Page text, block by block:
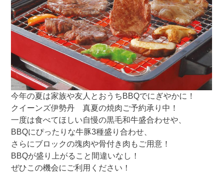
今年の夏は家族や友人とおうちBBQでにぎやかに！
クイーンズ伊勢丹 真夏の焼肉ご予約承り中！
一度は食べてほしい自慢の黒毛和牛盛合わせや、
BBQにぴったりな牛豚3種盛り合わせ、
さらにブロックの塊肉や骨付き肉もご用意！
BBQが盛り上がること間違いなし！
ぜひこの機会にご利用ください！